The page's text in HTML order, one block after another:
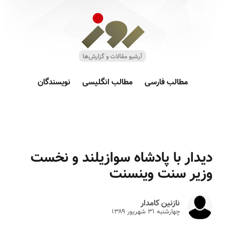
مطالب فارسی مطالب انگلیسی نویسندگان
دیدار با پادشاه سوازیلند و نخست
وزیر سنت وینسنت
نازنین کامدار
چهارشنبه ۳۱ شهريور ۱۳۸۹